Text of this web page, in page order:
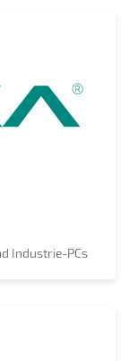
Industrie-PCs